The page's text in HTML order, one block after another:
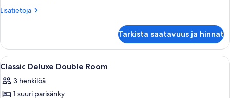
Lisätietoja
Lisätietoja
Double
Room
Tarkista saatavuus ja hinnat
Avaa
kaikki
huonetyypin
Hotellihuone, jossa on suuri sänky,
7
Classic Deluxe Double Room
3 henkilöä
1 suuri parisänky